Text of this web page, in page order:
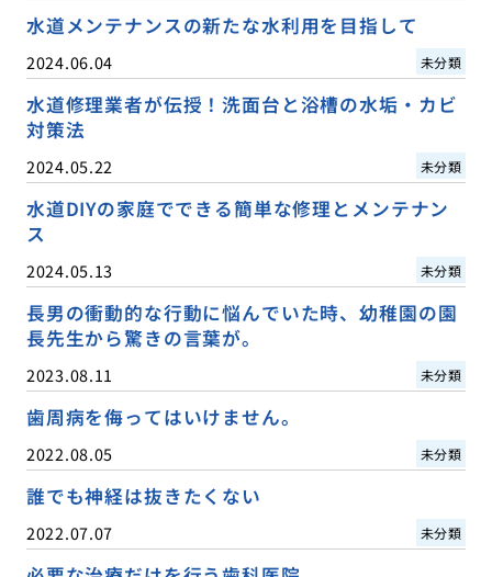
水道メンテナンスの新たな水利用を目指して
2024.06.04 未分類
水道修理業者が伝授！洗面台と浴槽の水垢・カビ
対策法
2024.05.22 未分類
水道DIYの家庭でできる簡単な修理とメンテナン
ス
2024.05.13 未分類
長男の衝動的な行動に悩んでいた時、幼稚園の園
長先生から驚きの言葉が。
2023.08.11 未分類
歯周病を侮ってはいけません。
2022.08.05 未分類
誰でも神経は抜きたくない
2022.07.07 未分類